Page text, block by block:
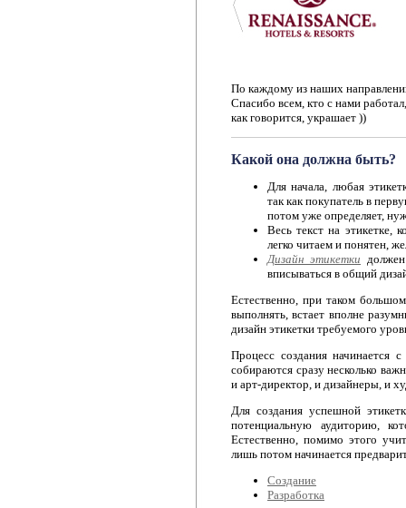
По каждому из наших
Спасибо всем, кто с нами
как говорится, украшает ))
Какой она должна быть?
Для начала, любая
так как покупатель в
потом уже определяет,
Весь текст на этикетке,
легко читаем и понятен,
Дизайн этикетки
вписываться в общий
Естественно, при таком
выполнять, встает вполне
дизайн этикетки требуемого
Процесс создания начинается
собираются сразу несколько
и арт-директор, и дизайнеры, и
Для создания успешной
потенциальную аудиторию,
Естественно, помимо этого
лишь потом начинается
Создание
Разработка